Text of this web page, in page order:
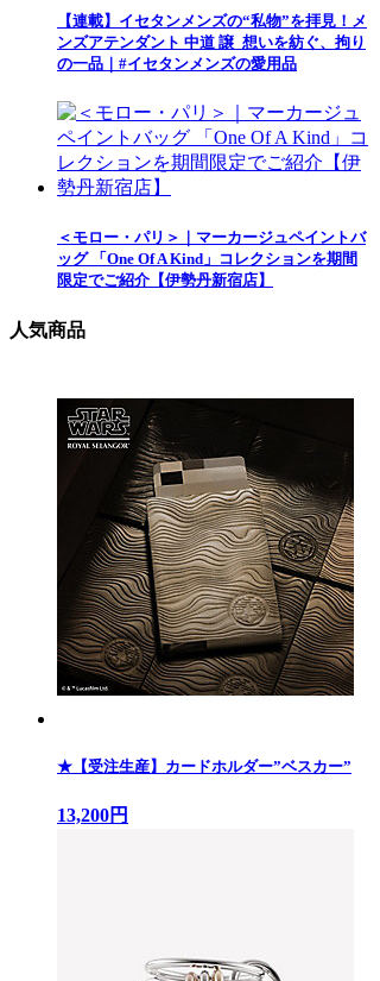
【連載】イセタンメンズの“私物”を拝見！メ
ンズアテンダント 中道 譲_想いを紡ぐ、拘り
の一品｜#イセタンメンズの愛用品
＜モロー・パリ＞｜マーカージュペイントバ
ッグ 「One Of A Kind」コレクションを期間
限定でご紹介【伊勢丹新宿店】
人気商品
★【受注生産】カードホルダー”ベスカー”
13,200円